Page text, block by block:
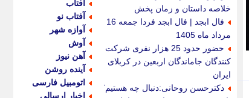
خلاصه داستان و زمان پخش
فال ابجد | فال ابجد فردا جمعه 16
مرداد ماه 1405
حضور حدود 25 هزار نفری شرکت
کنندگان جاماندگان اربعین در کربلای
ایران
دکترحسن روحانی:دنبال چه هستیم؟
آفتاب
آفتاب نو
آوازه شهر
آوش
آهن نیوز
آینده روشن
اتومبیل فارسی
اخبار ارسالی